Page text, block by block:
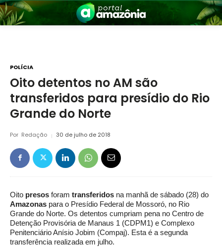
Amazônia
POLÍCIA
Oito detentos no AM são
transferidos para presídio do Rio
Grande do Norte
Por Redação 30 de julho de 2018
Oito presos foram transferidos na manhã de sábado (28) do
Amazonas para o Presídio Federal de Mossoró, no Rio
Grande do Norte. Os detentos cumpriam pena no Centro de
Detenção Provisória de Manaus 1 (CDPM1) e Complexo
Penitenciário Anísio Jobim (Compaj). Esta é a segunda
transferência realizada em julho.